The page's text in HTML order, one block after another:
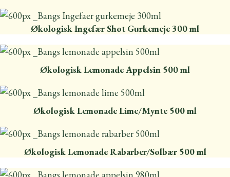
Økologisk Ingefær Shot Gurkemeje 300 ml
Økologisk Lemonade Appelsin 500 ml
Økologisk Lemonade Lime/Mynte 500 ml
Økologisk Lemonade Rabarber/Solbær 500 ml